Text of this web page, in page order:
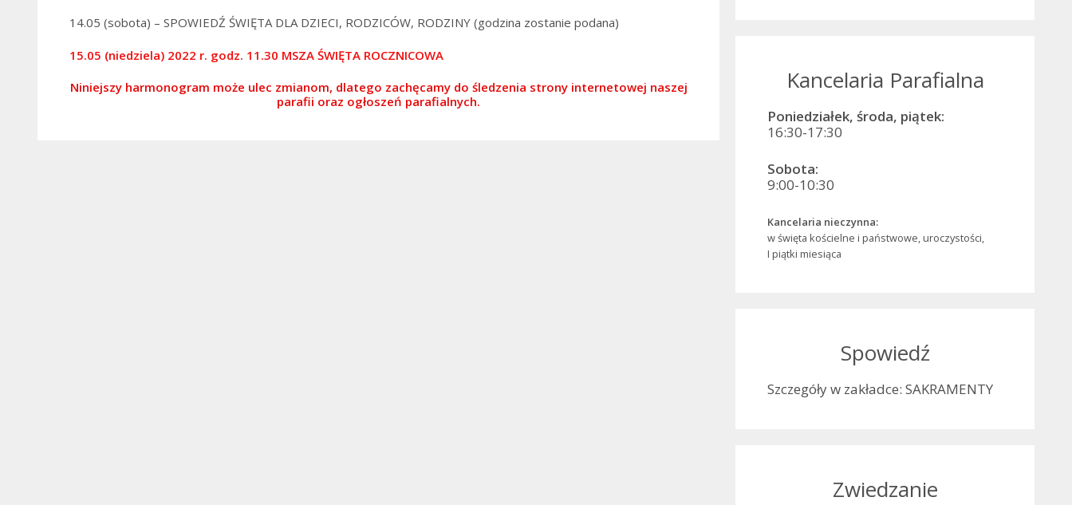
14.05 (sobota) – SPOWIEDŹ ŚWIĘTA DLA DZIECI, RODZICÓW, RODZINY (godzina zostanie podana)
15.05 (niedziela) 2022 r. godz. 11.30 MSZA ŚWIĘTA ROCZNICOWA
Niniejszy harmonogram może ulec zmianom, dlatego zachęcamy do śledzenia strony internetowej naszej
parafii oraz ogłoszeń parafialnych.
Kancelaria Parafialna
Poniedziałek, środa, piątek:
16:30-17:30
Sobota:
9:00-10:30
Kancelaria nieczynna:
w święta kościelne i państwowe, uroczystości,
I piątki miesiąca
Spowiedź
Szczegóły w zakładce: SAKRAMENTY
Zwiedzanie